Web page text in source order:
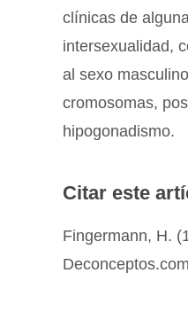
clínicas de
intersexualidad,
al sexo
cromosomas,
hipogonadismo.
Citar este
Fingermann, H.